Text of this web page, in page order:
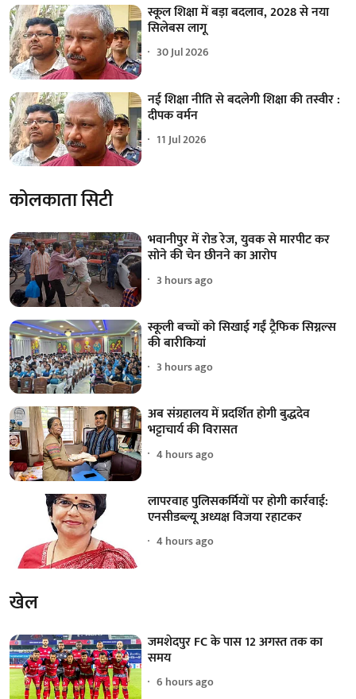
स्कूल शिक्षा में बड़ा बदलाव, 2028 से नया
सिलेबस लागू
30 Jul 2026
नई शिक्षा नीति से बदलेगी शिक्षा की तस्वीर :
दीपक वर्मन
11 Jul 2026
कोलकाता सिटी
भवानीपुर में रोड रेज, युवक से मारपीट कर
सोने की चेन छीनने का आरोप
3 hours ago
स्कूली बच्चों को सिखाई गईं ट्रैफिक सिग्नल्स
की बारीकियां
3 hours ago
अब संग्रहालय में प्रदर्शित होगी बुद्धदेव
भट्टाचार्य की विरासत
4 hours ago
लापरवाह पुलिसकर्मियों पर होगी कार्रवाई:
एनसीडब्ल्यू अध्यक्ष विजया रहाटकर
4 hours ago
खेल
जमशेदपुर FC के पास 12 अगस्त तक का
समय
6 hours ago